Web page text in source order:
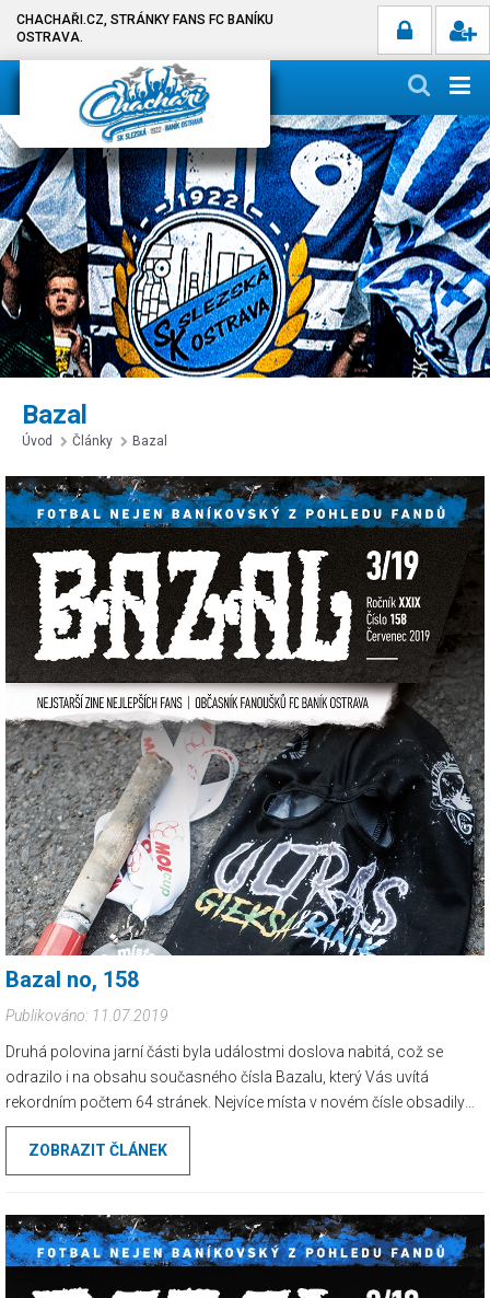
CHACHAŘI.CZ, STRÁNKY FANS FC BANÍKU
OSTRAVA.
Bazal
Úvod Články Bazal
Bazal no, 158
Publikováno: 11.07.2019
Druhá polovina jarní části byla událostmi doslova nabitá, což se
odrazilo i na obsahu současného čísla Bazalu, který Vás uvítá
rekordním počtem 64 stránek. Nejvíce místa v novém čísle obsadily
ZOBRAZIT ČLÁNEK